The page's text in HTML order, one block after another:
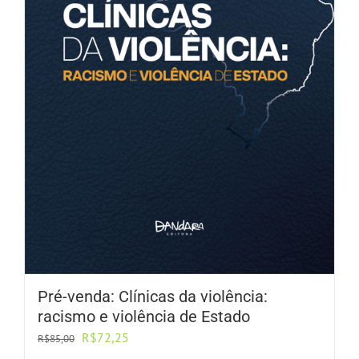
Pré-venda: Clínicas da violência:
racismo e violência de Estado
R$85,00 O
R$72,25